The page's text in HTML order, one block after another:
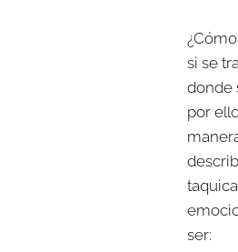
si se
donde
por
ser: